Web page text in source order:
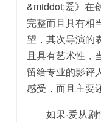
&middot;爱》在
完整而且具有相
望，其次导演的
且具有艺术性，
留给专业的影评
感受，而且主要
如果·爱从剧